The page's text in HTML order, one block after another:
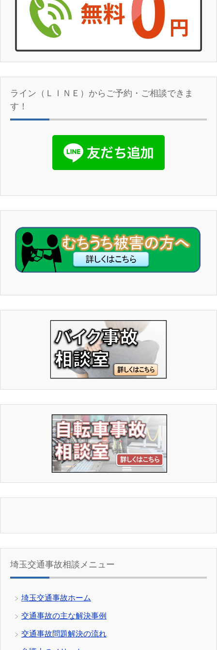
ライン（ＬＩＮＥ）からご予約・ご相談できま
す！
埼玉交通事故相談メニュー
埼玉交通事故ホーム
交通事故の主な解決事例
交通事故問題解決の流れ